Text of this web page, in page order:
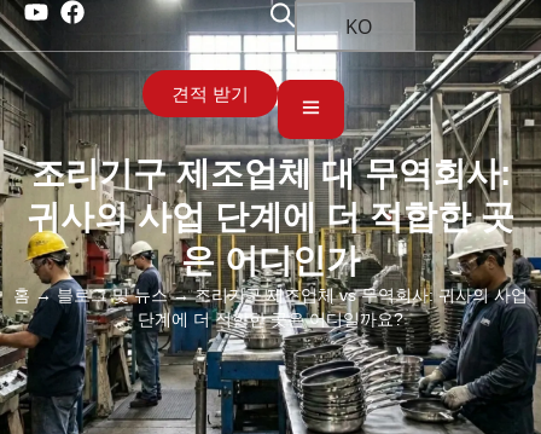
KO
견적 받기
조리기구 제조업체 대 무역회사:
귀사의 사업 단계에 더 적합한 곳
은 어디인가
홈 →블로그 및 뉴스→ 조리기구 제조업체 vs 무역회사: 귀사의 사업
단계에 더 적합한 곳은 어디일까요?